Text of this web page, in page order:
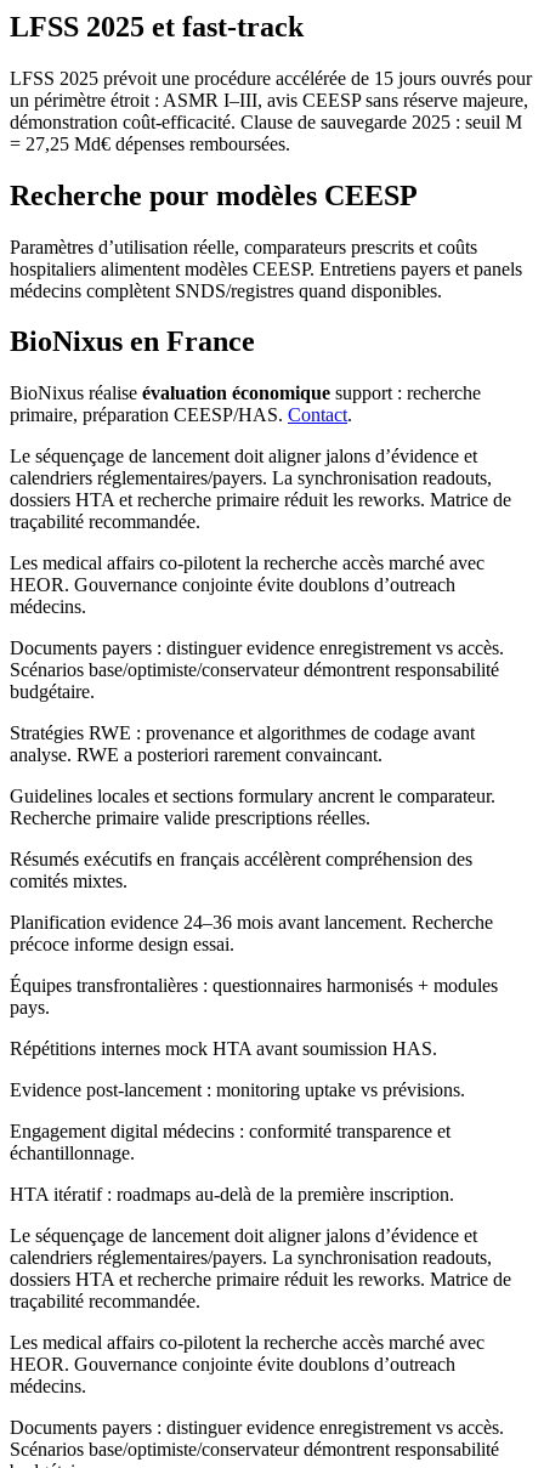
LFSS 2025 et fast-track
LFSS 2025 prévoit une procédure accélérée de 15 jours ouvrés pour
un périmètre étroit : ASMR I–III, avis CEESP sans réserve majeure,
démonstration coût-efficacité. Clause de sauvegarde 2025 : seuil M
= 27,25 Md€ dépenses remboursées.
Recherche pour modèles CEESP
Paramètres d’utilisation réelle, comparateurs prescrits et coûts
hospitaliers alimentent modèles CEESP. Entretiens payers et panels
médecins complètent SNDS/registres quand disponibles.
BioNixus en France
BioNixus réalise évaluation économique support : recherche
primaire, préparation CEESP/HAS. Contact.
Le séquençage de lancement doit aligner jalons d’évidence et
calendriers réglementaires/payers. La synchronisation readouts,
dossiers HTA et recherche primaire réduit les reworks. Matrice de
traçabilité recommandée.
Les medical affairs co-pilotent la recherche accès marché avec
HEOR. Gouvernance conjointe évite doublons d’outreach
médecins.
Documents payers : distinguer evidence enregistrement vs accès.
Scénarios base/optimiste/conservateur démontrent responsabilité
budgétaire.
Stratégies RWE : provenance et algorithmes de codage avant
analyse. RWE a posteriori rarement convaincant.
Guidelines locales et sections formulary ancrent le comparateur.
Recherche primaire valide prescriptions réelles.
Résumés exécutifs en français accélèrent compréhension des
comités mixtes.
Planification evidence 24–36 mois avant lancement. Recherche
précoce informe design essai.
Équipes transfrontalières : questionnaires harmonisés + modules
pays.
Répétitions internes mock HTA avant soumission HAS.
Evidence post-lancement : monitoring uptake vs prévisions.
Engagement digital médecins : conformité transparence et
échantillonnage.
HTA itératif : roadmaps au-delà de la première inscription.
Le séquençage de lancement doit aligner jalons d’évidence et
calendriers réglementaires/payers. La synchronisation readouts,
dossiers HTA et recherche primaire réduit les reworks. Matrice de
traçabilité recommandée.
Les medical affairs co-pilotent la recherche accès marché avec
HEOR. Gouvernance conjointe évite doublons d’outreach
médecins.
Documents payers : distinguer evidence enregistrement vs accès.
Scénarios base/optimiste/conservateur démontrent responsabilité